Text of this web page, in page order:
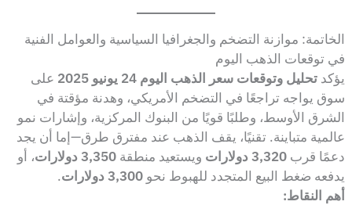
الخاتمة: موازنة التضخم والجغرافيا السياسية والعوامل الفنية
في توقعات الذهب اليوم
يؤكدتحليل وتوقعات سعر الذهب اليوم 24 يونيو 2025
على
سوق يواجه تراجعًا في التضخم الأمريكي، وهدنة مؤقتة في
الشرق الأوسط، وطلبًا قويًا من البنوك المركزية، وإشارات نمو
عالمية متباينة. تقنيًا، يقف الذهب عند مفترق طرق—إما أن يجد
دعمًا قرب3,320 دولارات ويستعيد منطقة3,350 دولارات
، أو
يدفعه ضغط البيع المتجدد للهبوط نحو3,300 دولارات
.
أهم النقاط: